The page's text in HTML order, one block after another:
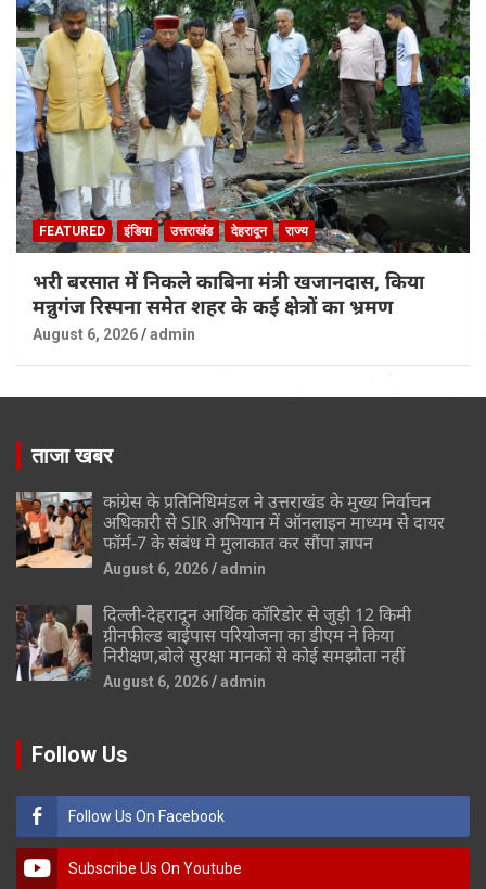
FEATURED इंडिया उत्तराखंड देहरादून राज्य
भरी बरसात में निकले काबिना मंत्री खजानदास, किया
मन्नुगंज रिस्पना समेत शहर के कई क्षेत्रों का भ्रमण
August 6, 2026 admin
ताजा खबर
कांग्रेस के प्रतिनिधिमंडल ने उत्तराखंड के मुख्य निर्वाचन
अधिकारी से SIR अभियान में ऑनलाइन माध्यम से दायर
फॉर्म-7 के संबंध मे मुलाकात कर सौंपा ज्ञापन
August 6, 2026 admin
दिल्ली-देहरादून आर्थिक कॉरिडोर से जुड़ी 12 किमी
ग्रीनफील्ड बाईपास परियोजना का डीएम ने किया
निरीक्षण,बोले सुरक्षा मानकों से कोई समझौता नहीं
August 6, 2026 admin
Follow Us
Follow Us On Facebook
Subscribe Us On Youtube